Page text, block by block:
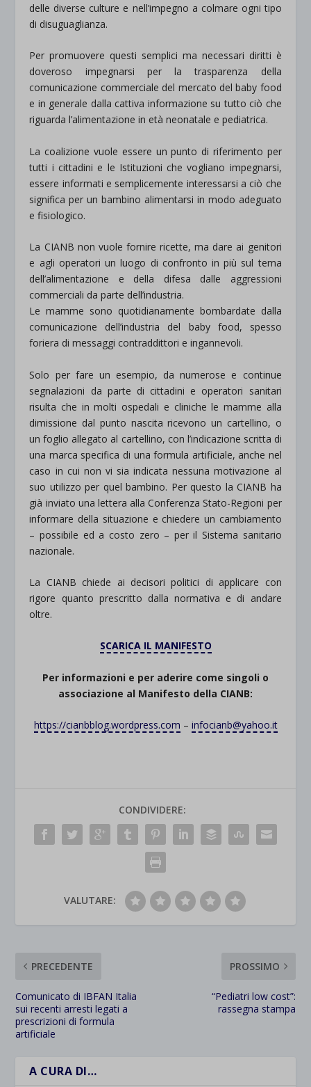
delle diverse culture e nell’impegno a colmare ogni tipo
di disuguaglianza.
Per promuovere questi semplici ma necessari diritti è
doveroso impegnarsi per la trasparenza della
comunicazione commerciale del mercato del baby food
e in generale dalla cattiva informazione su tutto ciò che
riguarda l’alimentazione in età neonatale e pediatrica.
La coalizione vuole essere un punto di riferimento per
tutti i cittadini e le Istituzioni che vogliano impegnarsi,
essere informati e semplicemente interessarsi a ciò che
significa per un bambino alimentarsi in modo adeguato
e fisiologico.
La CIANB non vuole fornire ricette, ma dare ai genitori
e agli operatori un luogo di confronto in più sul tema
dell’alimentazione e della difesa dalle aggressioni
commerciali da parte dell’industria.
Le mamme sono quotidianamente bombardate dalla
comunicazione dell’industria del baby food, spesso
foriera di messaggi contraddittori e ingannevoli.
Solo per fare un esempio, da numerose e continue
segnalazioni da parte di cittadini e operatori sanitari
risulta che in molti ospedali e cliniche le mamme alla
dimissione dal punto nascita ricevono un cartellino, o
un foglio allegato al cartellino, con l’indicazione scritta di
una marca specifica di una formula artificiale, anche nel
caso in cui non vi sia indicata nessuna motivazione al
suo utilizzo per quel bambino. Per questo la CIANB ha
già inviato una lettera alla Conferenza Stato-Regioni per
informare della situazione e chiedere un cambiamento
– possibile ed a costo zero – per il Sistema sanitario
nazionale.
La CIANB chiede ai decisori politici di applicare con
rigore quanto prescritto dalla normativa e di andare
oltre.
SCARICA IL MANIFESTO
Per informazioni e per aderire come singoli o
associazione al Manifesto della CIANB:
https://cianbblog.wordpress.com – infocianb@yahoo.it
CONDIVIDERE:
VALUTARE:
PRECEDENTE
Comunicato di IBFAN Italia
sui recenti arresti legati a
prescrizioni di formula
artificiale
PROSSIMO
“Pediatri low cost”:
rassegna stampa
A CURA DI…